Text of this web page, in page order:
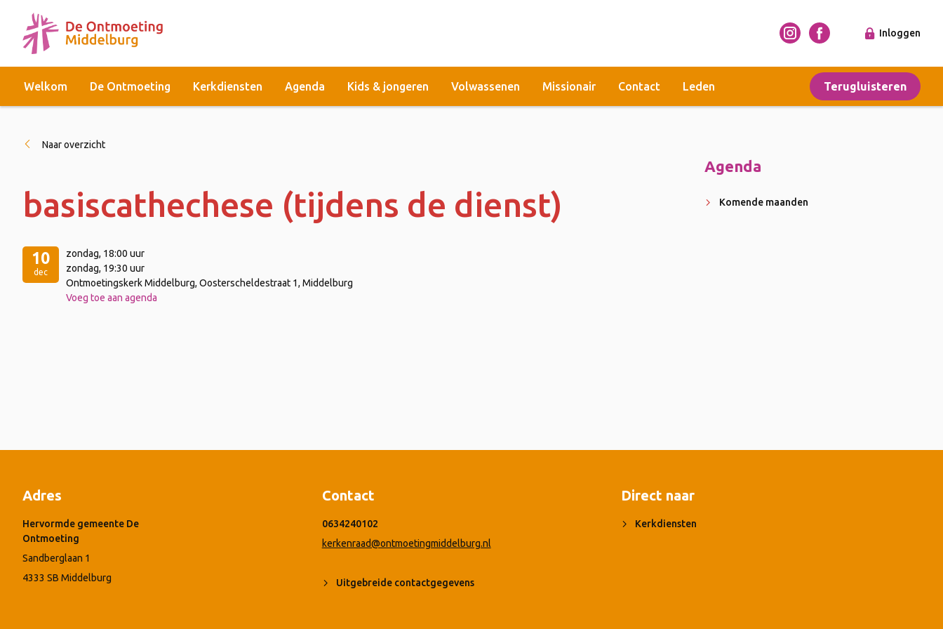
Inloggen
Welkom De Ontmoeting Kerkdiensten Agenda Kids & jongeren Volwassenen Missionair Contact Leden Terugluisteren
Naar overzicht
basiscathechese (tijdens de dienst)
10
dec
zondag, 18:00 uur
zondag, 19:30 uur
Ontmoetingskerk Middelburg, Oosterscheldestraat 1, Middelburg
Voeg toe aan agenda
Agenda
Komende maanden
Adres
Hervormde gemeente De
Ontmoeting
Sandberglaan 1
4333 SB Middelburg
Contact
0634240102
kerkenraad@ontmoetingmiddelburg.nl
Uitgebreide contactgegevens
Direct naar
Kerkdiensten